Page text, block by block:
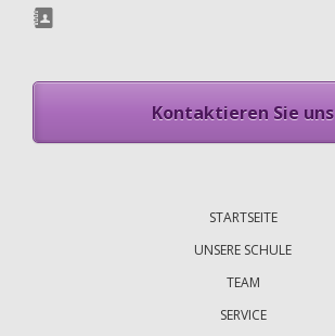
Kontaktieren Sie uns
STARTSEITE
UNSERE SCHULE
TEAM
SERVICE